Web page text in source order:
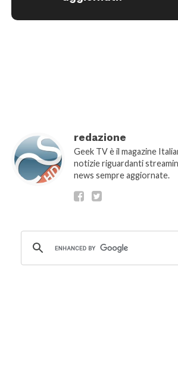
redazione
Geek TV è il magazine
notizie riguardanti
news sempre aggiornate.